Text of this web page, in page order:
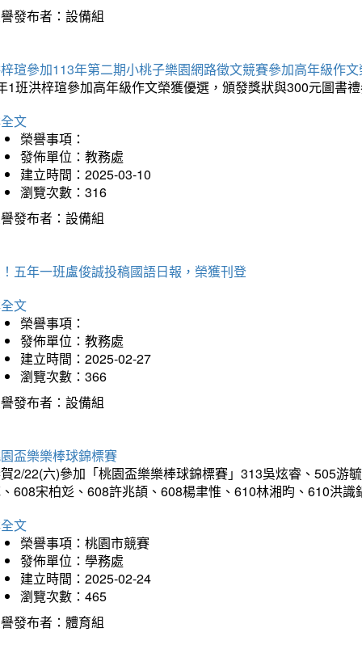
發布者：設備組
瑄參加113年第二期小桃子樂園網路徵文競賽參加高年級作
1班洪梓瑄參加高年級作文榮獲優選，頒發獎狀與300元圖書
文
榮譽事項：
發佈單位：教務處
建立時間：2025-03-10
瀏覽次數：316
發布者：設備組
五年一班盧俊誠投稿國語日報，榮獲刊登
文
榮譽事項：
發佈單位：教務處
建立時間：2025-02-27
瀏覽次數：366
發布者：設備組
盃樂樂棒球錦標賽
2/22(六)參加「桃園盃樂樂棒球錦標賽」313吳炫睿、505游
608宋柏彣、608許兆頡、608楊聿惟、610林湘昀、610洪
文
榮譽事項：桃園市競賽
發佈單位：學務處
建立時間：2025-02-24
瀏覽次數：465
發布者：體育組